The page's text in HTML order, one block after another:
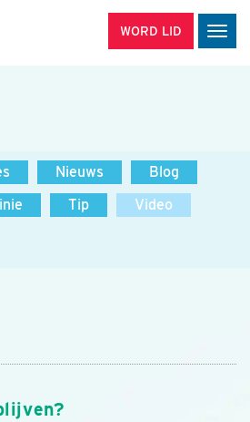
WORD LID
Nieuws
Blog
Tip
Video